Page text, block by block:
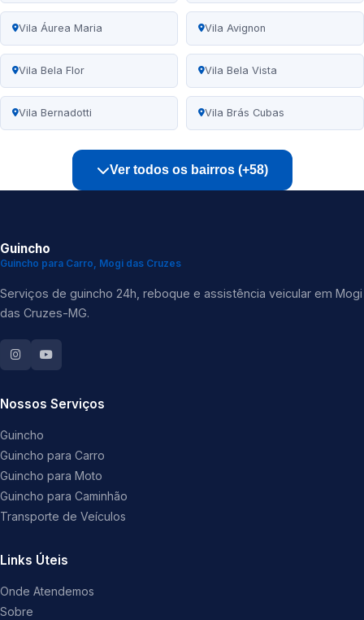
Vila Áurea Maria Vila Avignon
Vila Bela Flor Vila Bela Vista
Vila Bernadotti Vila Brás Cubas
Ver todos os bairros (+58)
Guincho
Guincho para Carro, Mogi das Cruzes
Serviços de guincho 24h, reboque e assistência veicular em Mogi
das Cruzes-MG.
Nossos Serviços
Guincho
Guincho para Carro
Guincho para Moto
Guincho para Caminhão
Transporte de Veículos
Links Úteis
Onde Atendemos
Sobre